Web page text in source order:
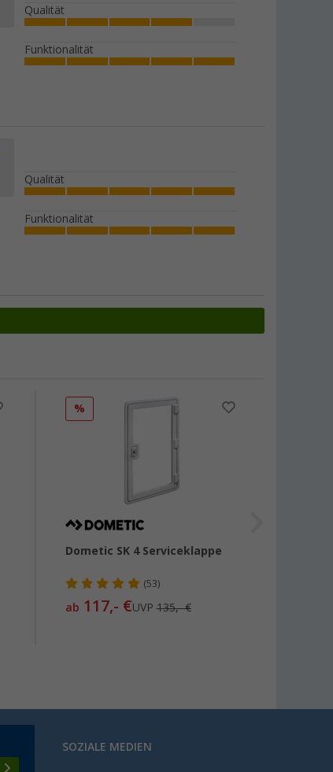
Qualität
Funktionalität
Qualität
Funktionalität
%
Dometic SK 4 Serviceklappe
(53)
ab 117,- €UVP 135,- €
SOZIALE MEDIEN